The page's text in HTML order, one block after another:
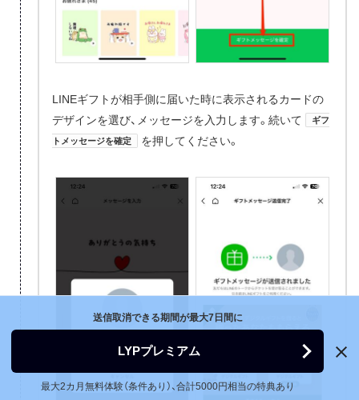
LINEギフトが相手側に届いた時に表示されるカードの
デザインを選び、メッセージを入力します。続いて
ギフ
トメッセージを確定 を押してください。
送信取消できる期間が最大7日間に
LYPプレミアム
最大2カ月無料体験（条件あり）、合計5000円相当の特典あり